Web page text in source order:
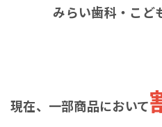
みらい歯科・こど
現在、一部商品において